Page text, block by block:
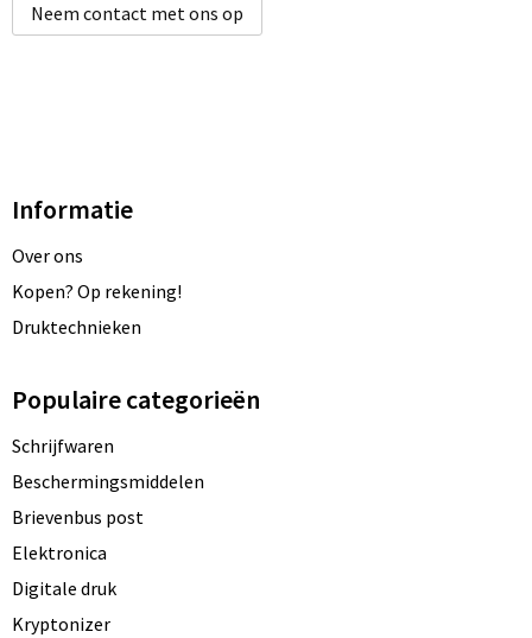
Neem contact met ons op
Informatie
Over ons
Kopen? Op rekening!
Druktechnieken
Populaire categorieën
Schrijfwaren
Beschermingsmiddelen
Brievenbus post
Elektronica
Digitale druk
Kryptonizer